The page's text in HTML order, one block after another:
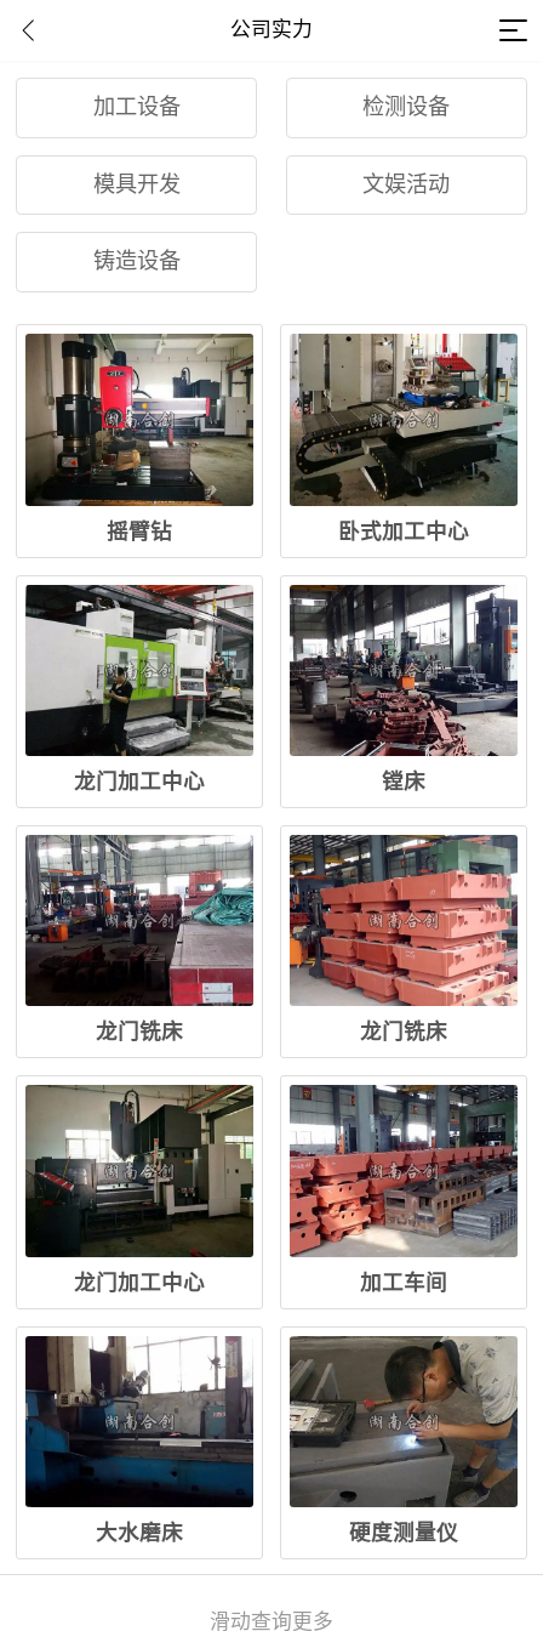
公司实力
加工设备 检测设备
模具开发 文娱活动
铸造设备
摇臂钻 卧式加工中心
龙门加工中心 镗床
龙门铣床 龙门铣床
龙门加工中心 加工车间
大水磨床 硬度测量仪
滑动查询更多